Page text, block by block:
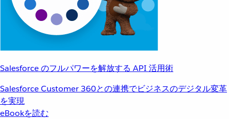
Salesforce のフルパワーを解放する API 活用術
Salesforce Customer 360との連携でビジネスのデジタル変革
を実現
eBookを読む